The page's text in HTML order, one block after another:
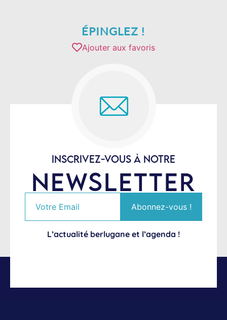
ÉPINGLEZ !
Ajouter aux favoris
INSCRIVEZ-VOUS À NOTRE
NEWSLETTER
L’actualité berlugane et l’agenda !